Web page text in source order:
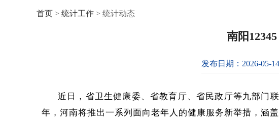
首页 > 统计工作 > 统计动态
南阳
发布日期：2026-05-14
近日，省卫生健康委、省教育厅、省民政厅等九部门
年，河南将推出一系列面向老年人的健康服务新举措，涵盖